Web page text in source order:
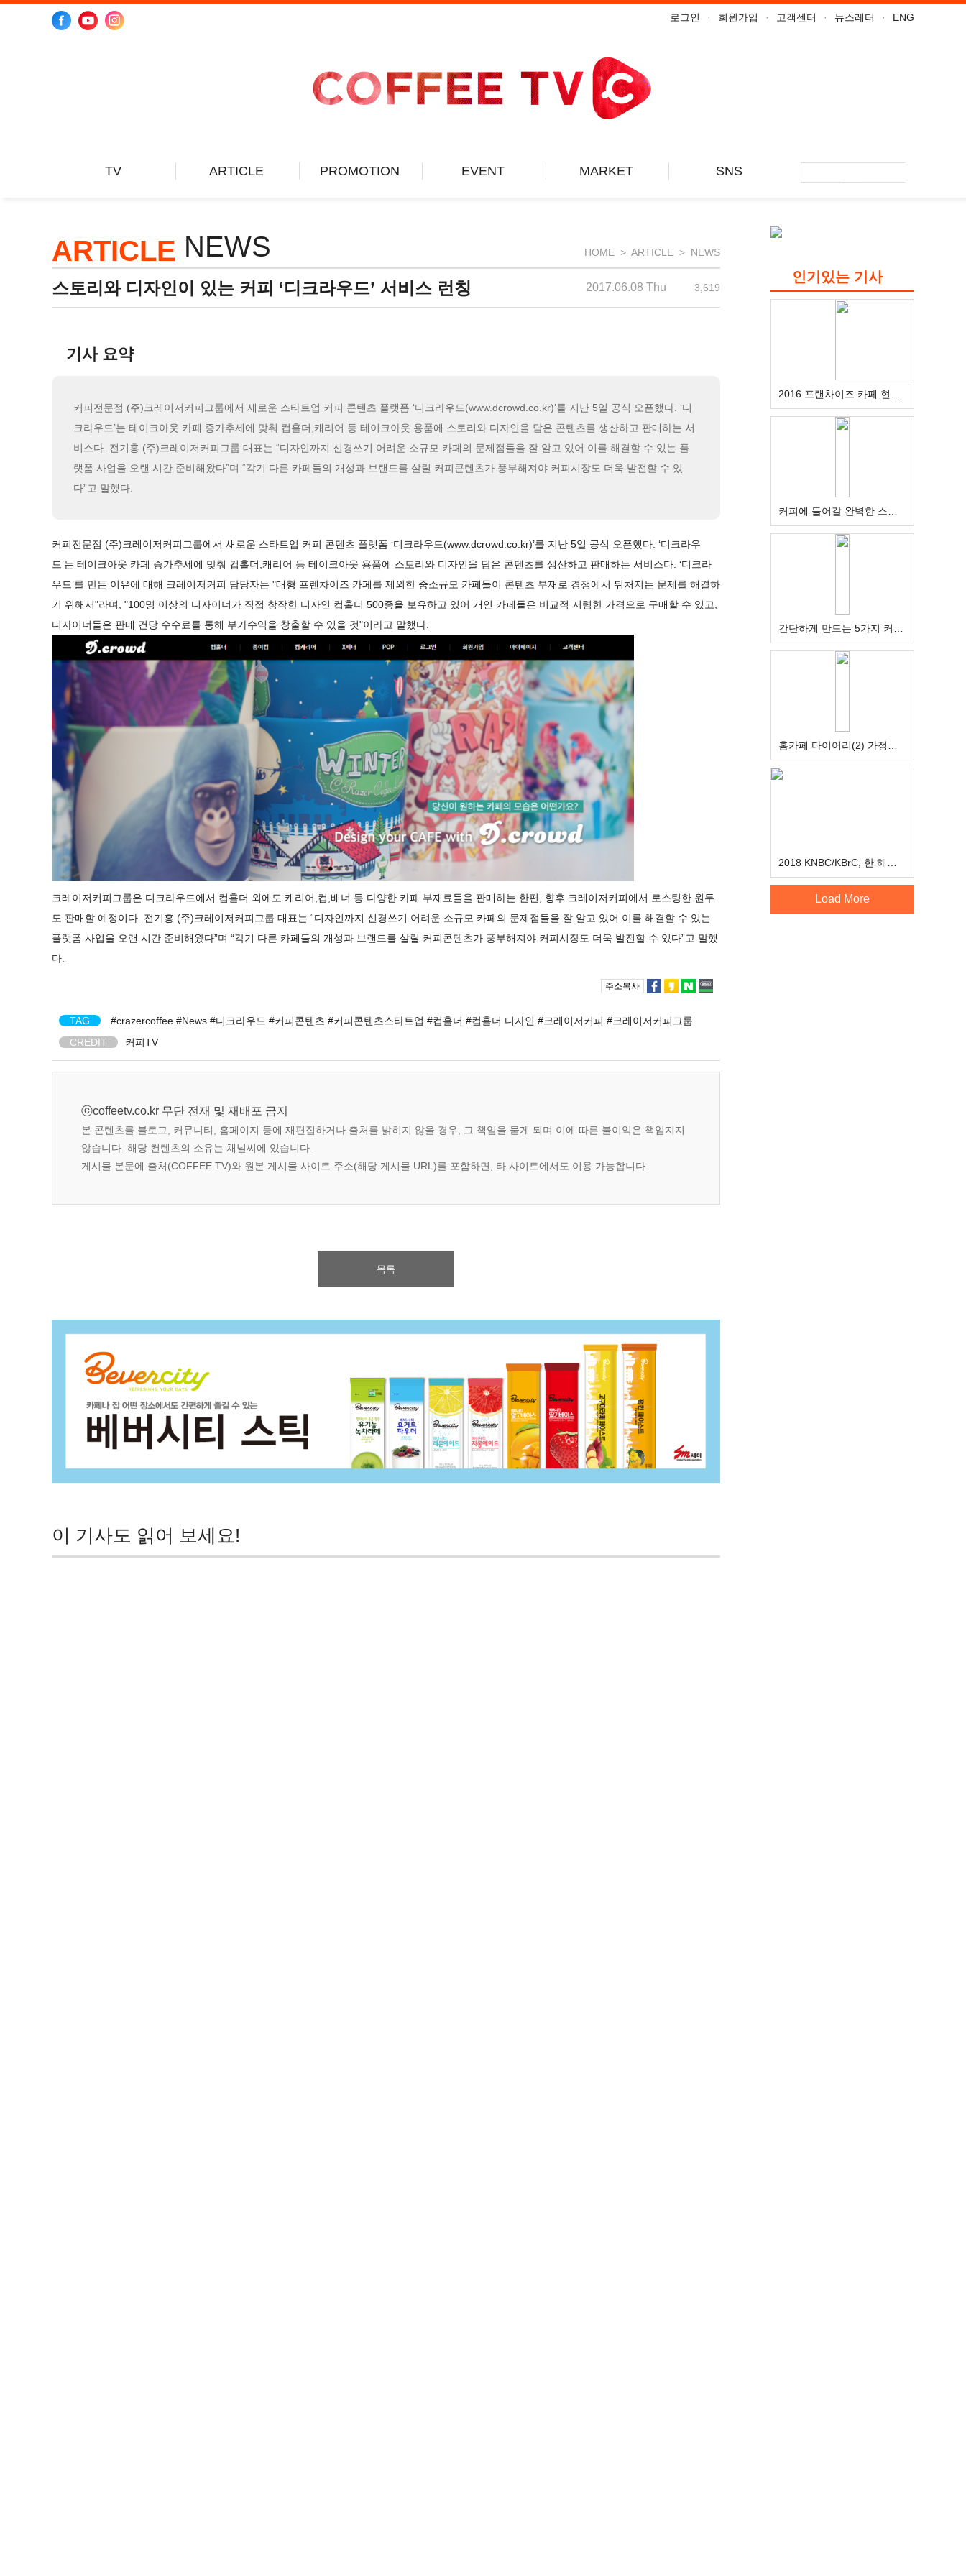
TV
Make
Meet
Eat
ARTICLE
Issue
People
Space
Know how
Recipe
PROMOTION EVENT MARKET SNS
커피TV Play
커피TV Talk
커피TV Jounnal
로그인 회원가입 고객센터 뉴스레터 ENG
ARTICLE NEWS HOME > ARTICLE > NEWS
스토리와 디자인이 있는 커피 ‘디크라우드’ 서비스 런칭 2017.06.08 Thu 3,619
기사 요약
커피전문점 (주)크레이저커피그룹에서 새로운 스타트업 커피 콘텐츠 플랫폼 ‘디크라우드(www.dcrowd.co.kr)’를 지난 5일 공식 오픈했다. ‘디
크라우드’는 테이크아웃 카페 증가추세에 맞춰 컵홀더,캐리어 등 테이크아웃 용품에 스토리와 디자인을 담은 콘텐츠를 생산하고 판매하는 서
비스다. 전기홍 (주)크레이저커피그룹 대표는 “디자인까지 신경쓰기 어려운 소규모 카페의 문제점들을 잘 알고 있어 이를 해결할 수 있는 플
랫폼 사업을 오랜 시간 준비해왔다”며 “각기 다른 카페들의 개성과 브랜드를 살릴 커피콘텐츠가 풍부해져야 커피시장도 더욱 발전할 수 있
다”고 말했다.
커피전문점 (주)크레이저커피그룹에서 새로운 스타트업 커피 콘텐츠 플랫폼 ‘디크라우드(www.dcrowd.co.kr)’를 지난 5일 공식 오픈했다. ‘디크라우
드’는 테이크아웃 카페 증가추세에 맞춰 컵홀더,캐리어 등 테이크아웃 용품에 스토리와 디자인을 담은 콘텐츠를 생산하고 판매하는 서비스다. ‘디크라
우드’를 만든 이유에 대해 크레이저커피 담당자는 "대형 프렌차이즈 카페를 제외한 중소규모 카페들이 콘텐츠 부재로 경쟁에서 뒤처지는 문제를 해결하
기 위해서"라며, "100명 이상의 디자이너가 직접 창작한 디자인 컵홀더 500종을 보유하고 있어 개인 카페들은 비교적 저렴한 가격으로 구매할 수 있고,
디자이너들은 판매 건당 수수료를 통해 부가수익을 창출할 수 있을 것"이라고 말했다.
크레이저커피그룹은 디크라우드에서 컵홀더 외에도 캐리어,컵,배너 등 다양한 카페 부재료들을 판매하는 한편, 향후 크레이저커피에서 로스팅한 원두
도 판매할 예정이다. 전기홍 (주)크레이저커피그룹 대표는 “디자인까지 신경쓰기 어려운 소규모 카페의 문제점들을 잘 알고 있어 이를 해결할 수 있는
플랫폼 사업을 오랜 시간 준비해왔다”며 “각기 다른 카페들의 개성과 브랜드를 살릴 커피콘텐츠가 풍부해져야 커피시장도 더욱 발전할 수 있다”고 말했
다.
주소복사
TAG #crazercoffee #News #디크라우드 #커피콘텐츠 #커피콘텐츠스타트업 #컵홀더 #컵홀더 디자인 #크레이저커피 #크레이저커피그룹
CREDIT
커피TV
ⓒcoffeetv.co.kr 무단 전재 및 재배포 금지
본 콘텐츠를 블로그, 커뮤니티, 홈페이지 등에 재편집하거나 출처를 밝히지 않을 경우, 그 책임을 묻게 되며 이에 따른 불이익은 책임지지
않습니다. 해당 컨텐츠의 소유는 채널씨에 있습니다.
게시물 본문에 출처(COFFEE TV)와 원본 게시물 사이트 주소(해당 게시물 URL)를 포함하면, 타 사이트에서도 이용 가능합니다.
목록
이 기사도 읽어 보세요!
인기있는 기사
Load More